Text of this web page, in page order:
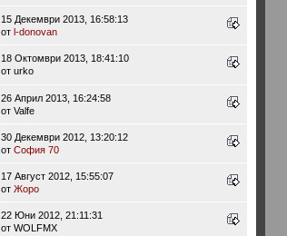
15 Декември 2013, 16:58:13
от l-donovan
18 Октомври 2013, 18:41:10
от urko
26 Април 2013, 16:24:58
от Valfe
30 Декември 2012, 13:20:12
от София 70
17 Август 2012, 15:55:07
от Жоро
22 Юни 2012, 21:11:31
от WOLFMX